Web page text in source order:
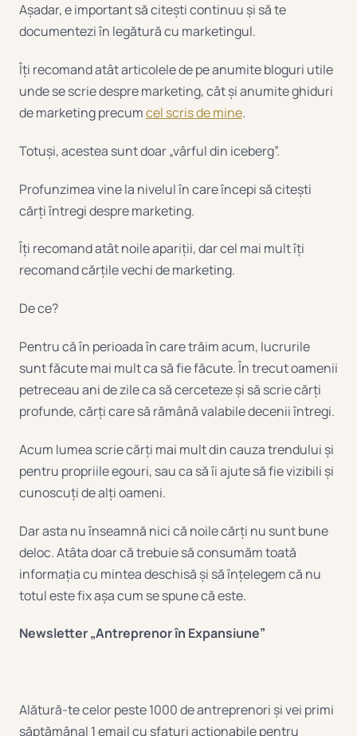
Așadar, e important să citești continuu și să te
documentezi în legătură cu marketingul.
Îți recomand atât articolele de pe anumite bloguri utile
unde se scrie despre marketing, cât și anumite ghiduri
de marketing precumcel scris de mine.
Totuși, acestea sunt doar „vârful din iceberg”.
Profunzimea vine la nivelul în care începi să citești
cărți întregi despre marketing.
Îți recomand atât noile apariții, dar cel mai mult îți
recomand cărțile vechi de marketing.
De ce?
Pentru că în perioada în care trăim acum, lucrurile
sunt făcute mai mult ca să fie făcute. În trecut oamenii
petreceau ani de zile ca să cerceteze și să scrie cărți
profunde, cărți care să rămână valabile decenii întregi.
Acum lumea scrie cărți mai mult din cauza trendului și
pentru propriile egouri, sau ca să îi ajute să fie vizibili și
cunoscuți de alți oameni.
Dar asta nu înseamnă nici că noile cărți nu sunt bune
deloc. Atâta doar că trebuie să consumăm toată
informația cu mintea deschisă și să înțelegem că nu
totul este fix așa cum se spune că este.
Newsletter „Antreprenor în Expansiune”
Alătură-te celor peste 1000 de antreprenori și vei primi
săptămânal 1 email cu sfaturi acționabile pentru